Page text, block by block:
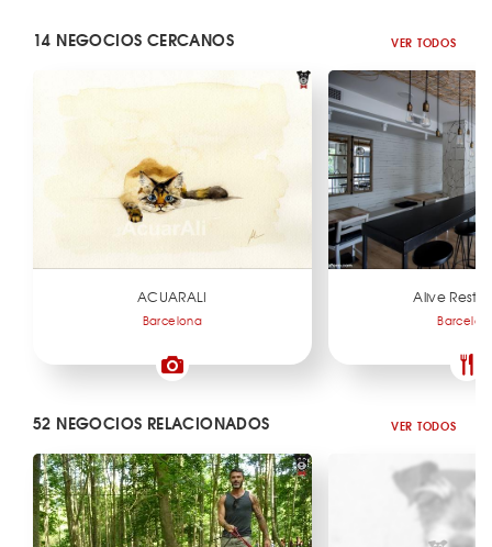
14 NEGOCIOS CERCANOS VER TODOS
ACUARALI
Barcelona
Alive
52 NEGOCIOS RELACIONADOS VER TODOS